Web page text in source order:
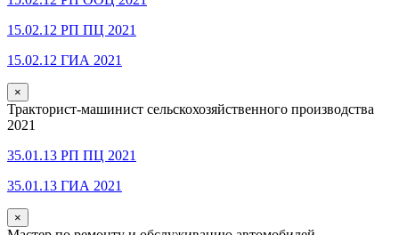
15.02.12 РП ПЦ 2021
15.02.12 ГИА 2021
×
Тракторист-машинист сельскохозяйственного производства
2021
35.01.13 РП ПЦ 2021
35.01.13 ГИА 2021
×